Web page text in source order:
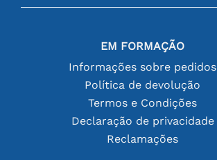
EM FORMAÇÃO
Informações sobre pedidos
Política de devolução
Termos e Condições
Declaração de privacidade
Reclamações